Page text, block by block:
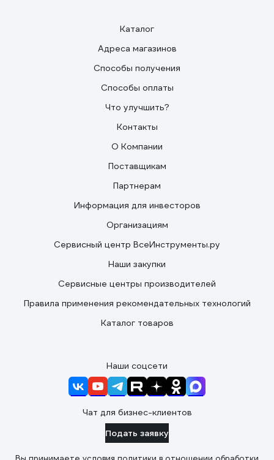
Каталог
Адреса магазинов
Способы получения
Способы оплаты
Что улучшить?
Контакты
О Компании
Поставщикам
Партнерам
Информация для инвесторов
Организациям
Сервисный центр ВсеИнструменты.ру
Наши закупки
Сервисные центры производителей
Правила применения рекомендательных технологий
Каталог товаров
Наши соцсети
Чат для бизнес-клиентов
Подать заявку